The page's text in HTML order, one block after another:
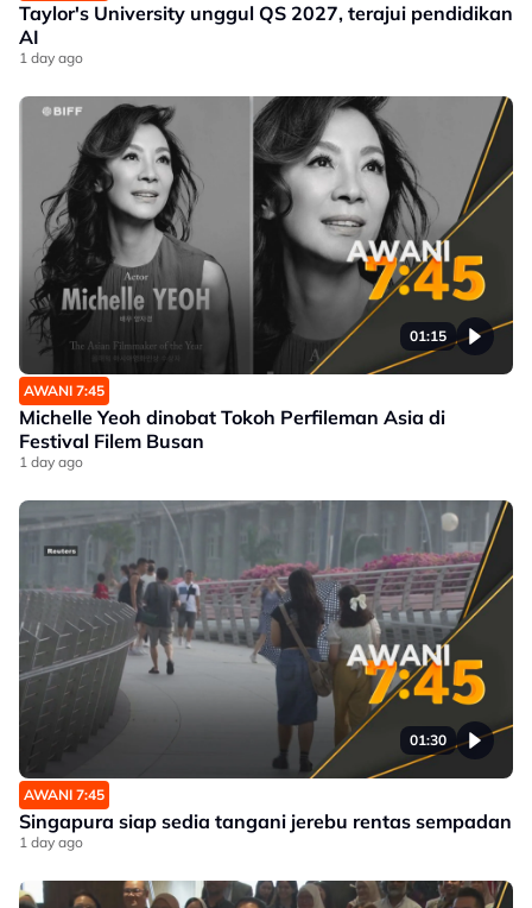
Taylor's University unggul QS 2027, terajui pendidikan
AI
1 day ago
01:15
AWANI 7:45
Michelle Yeoh dinobat Tokoh Perfileman Asia di
Festival Filem Busan
1 day ago
01:30
AWANI 7:45
Singapura siap sedia tangani jerebu rentas sempadan
1 day ago